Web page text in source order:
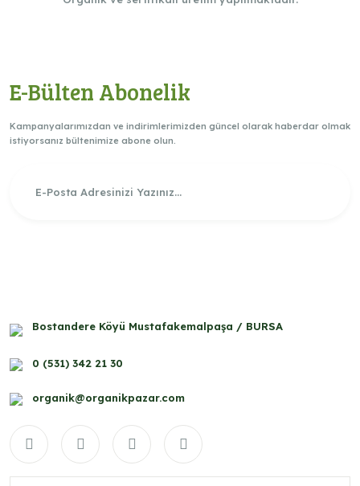
E-Bülten Abonelik
Kampanyalarımızdan ve indirimlerimizden güncel olarak haberdar olmak
istiyorsanız bültenimize abone olun.
Bostandere Köyü Mustafakemalpaşa / BURSA
0 (531) 342 21 30
organik@organikpazar.com